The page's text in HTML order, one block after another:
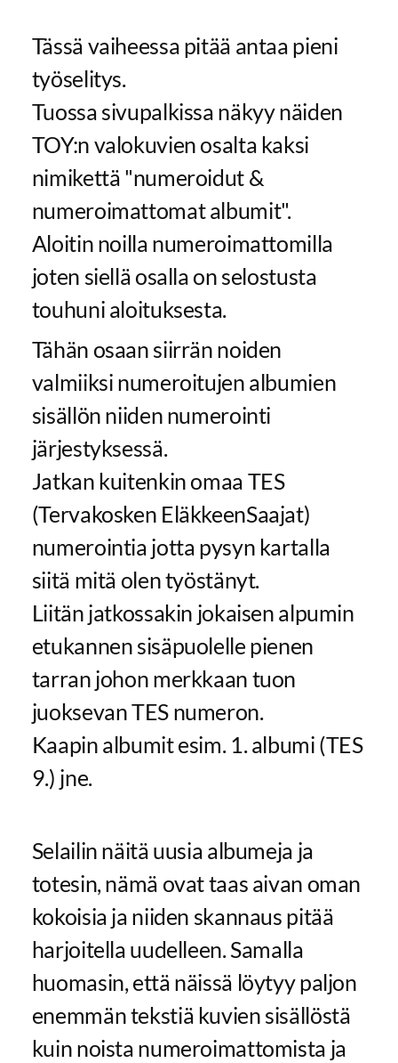
Tässä vaiheessa pitää antaa pieni
työselitys.
Tuossa sivupalkissa näkyy näiden
TOY:n valokuvien osalta kaksi
nimikettä "numeroidut &
numeroimattomat albumit".
Aloitin noilla numeroimattomilla
joten siellä osalla on selostusta
touhuni aloituksesta.
Tähän osaan siirrän noiden
valmiiksi numeroitujen albumien
sisällön niiden numerointi
järjestyksessä.
Jatkan kuitenkin omaa TES
(Tervakosken EläkkeenSaajat)
numerointia jotta pysyn kartalla
siitä mitä olen työstänyt.
Liitän jatkossakin jokaisen alpumin
etukannen sisäpuolelle pienen
tarran johon merkkaan tuon
juoksevan TES numeron.
Kaapin albumit esim. 1. albumi (TES
9.) jne.
Selailin näitä uusia albumeja ja
totesin, nämä ovat taas aivan oman
kokoisia ja niiden skannaus pitää
harjoitella uudelleen. Samalla
huomasin, että näissä löytyy paljon
enemmän tekstiä kuvien sisällöstä
kuin noista numeroimattomista ja